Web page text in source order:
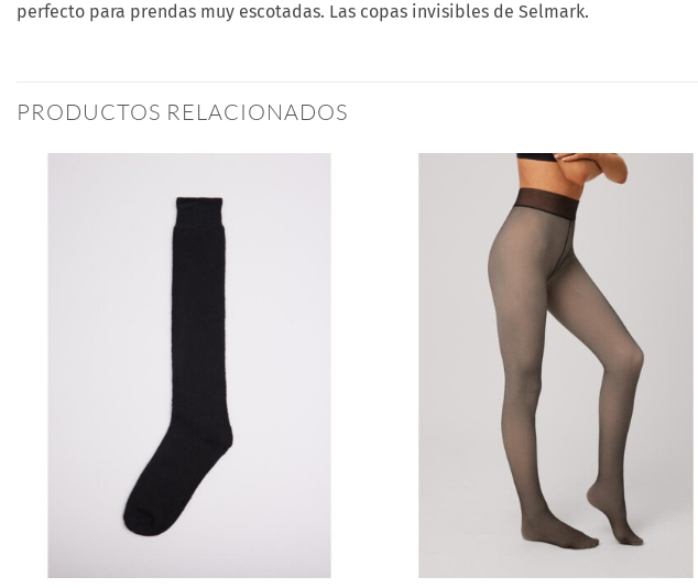
perfecto para prendas muy escotadas. Las copas invisibles de Selmark.
PRODUCTOS RELACIONADOS